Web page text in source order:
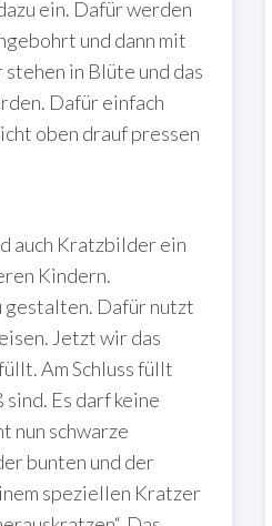
ein. Dafür werden
und dann mit
in Blüte und das
Dafür einfach
oben drauf pressen
auch Kratzbilder ein
Kindern.
gestalten. Dafür nutzt
Jetzt wir das
Am Schluss füllt
Es darf keine
nun schwarze
bunten und der
speziellen Kratzer